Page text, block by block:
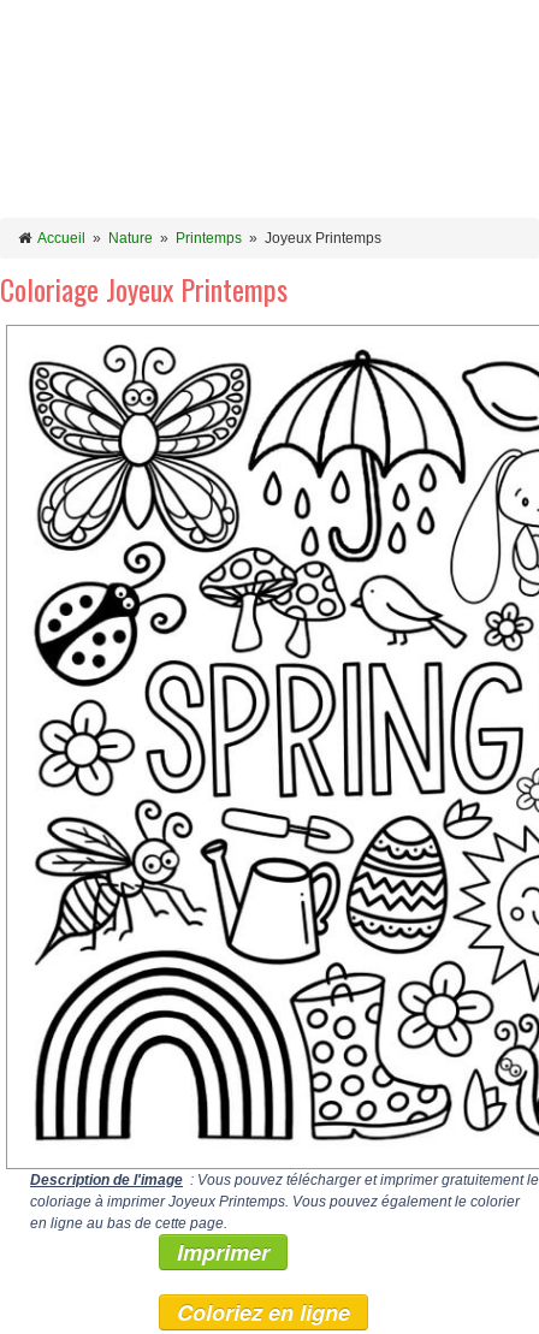
Accueil » Nature » Printemps » Joyeux Printemps
Coloriage Joyeux Printemps
Description de l'image : Vous pouvez télécharger et imprimer gratuitement le
coloriage à imprimer Joyeux Printemps. Vous pouvez également le colorier
en ligne au bas de cette page.
Imprimer
Coloriez en ligne